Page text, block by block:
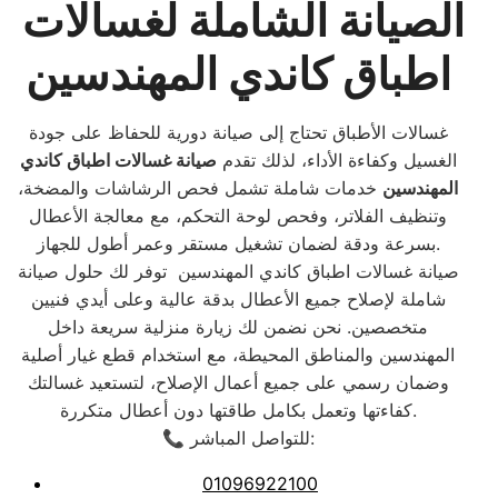
اطباق كاندي المهندسين
غسالات الأطباق تحتاج إلى صيانة دورية للحفاظ على جودة
الغسيل وكفاءة الأداء، لذلك تقدم صيانة غسالات اطباق كاندي
المهندسين خدمات شاملة تشمل فحص الرشاشات والمضخة،
وتنظيف الفلاتر، وفحص لوحة التحكم، مع معالجة الأعطال
بسرعة ودقة لضمان تشغيل مستقر وعمر أطول للجهاز.
صيانة غسالات اطباق كاندي المهندسين توفر لك حلول صيانة
شاملة لإصلاح جميع الأعطال بدقة عالية وعلى أيدي فنيين
متخصصين. نحن نضمن لك زيارة منزلية سريعة داخل
المهندسين والمناطق المحيطة، مع استخدام قطع غيار أصلية
وضمان رسمي على جميع أعمال الإصلاح، لتستعيد غسالتك
كفاءتها وتعمل بكامل طاقتها دون أعطال متكررة.
📞 للتواصل المباشر:
01096922100